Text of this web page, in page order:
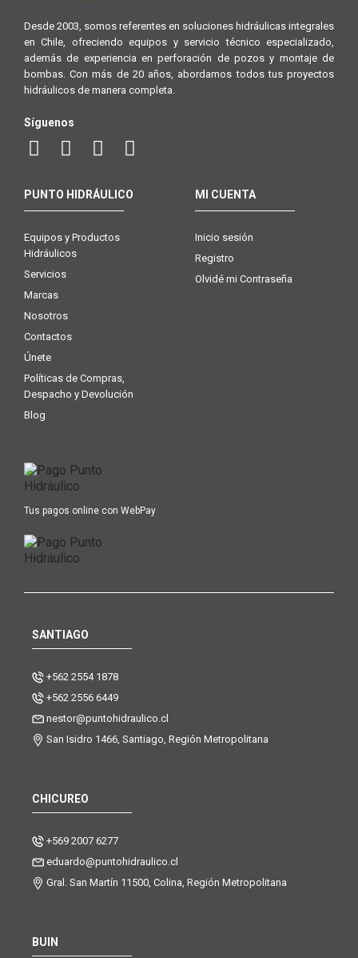
Desde 2003, somos referentes en soluciones hidráulicas integrales
en Chile, ofreciendo equipos y servicio técnico especializado,
además de experiencia en perforación de pozos y montaje de
bombas. Con más de 20 años, abordamos todos tus proyectos
hidráulicos de manera completa.
Síguenos
PUNTO HIDRÁULICO
Equipos y Productos
Hidráulicos
Servicios
Marcas
Nosotros
Contactos
Únete
Políticas de Compras,
Despacho y Devolución
Blog
MI CUENTA
Inicio sesión
Registro
Olvidé mi Contraseña
Tus pagos online con WebPay
SANTIAGO
+562 2554 1878
+562 2556 6449
nestor@puntohidraulico.cl
San Isidro 1466, Santiago, Región Metropolitana
CHICUREO
+569 2007 6277
eduardo@puntohidraulico.cl
Gral. San Martín 11500, Colina, Región Metropolitana
BUIN